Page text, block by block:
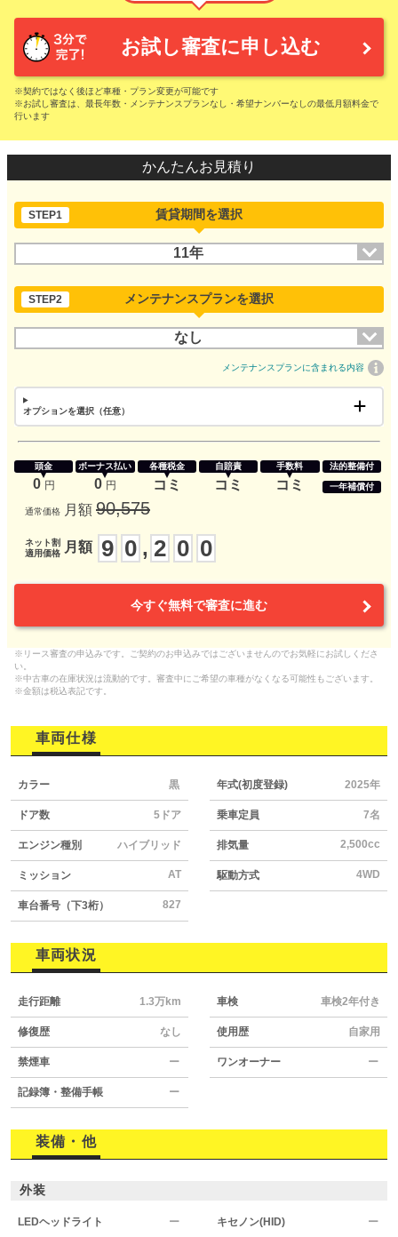
お試し審査に申し込む
※契約ではなく後ほど車種・プラン変更が可能です
※お試し審査は、最長年数・メンテナンスプランなし・希望ナンバーなしの最低月額料金で
行います
かんたんお見積り
STEP1 賃貸期間を選択
11年
STEP2 メンテナンスプランを選択
なし
メンテナンスプランに含まれる内容
オプションを選択（任意）
頭金
0 円
ボーナス払い
0 円
各種税金
コミ
自賠責
コミ
手数料
コミ
法的整備付
一年補償付
通常価格 月額 90,575
ネット割
適用価格
月額 9 0 , 2 0 0
今すぐ無料で審査に進む
※リース審査の申込みです。ご契約のお申込みではございませんのでお気軽にお試しくださ
い。
※中古車の在庫状況は流動的です。審査中にご希望の車種がなくなる可能性もございます。
※金額は税込表記です。
車両仕様
カラー 黒 年式(初度登録) 2025年
ドア数 5ドア 乗車定員 7名
エンジン種別 ハイブリッド 排気量 2,500cc
ミッション AT 駆動方式 4WD
車台番号（下3桁） 827
車両状況
走行距離 1.3万km 車検 車検2年付き
修復歴 なし 使用歴 自家用
禁煙車 ー ワンオーナー ー
記録簿・整備手帳 ー
装備・他
外装
LEDヘッドライト ー キセノン(HID) ー